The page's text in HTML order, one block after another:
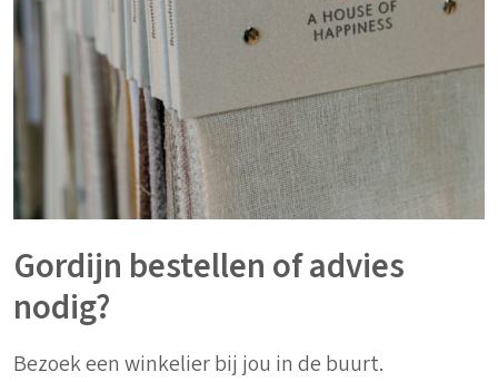
Gordijn bestellen of advies
nodig?
Bezoek een winkelier bij jou in de buurt.